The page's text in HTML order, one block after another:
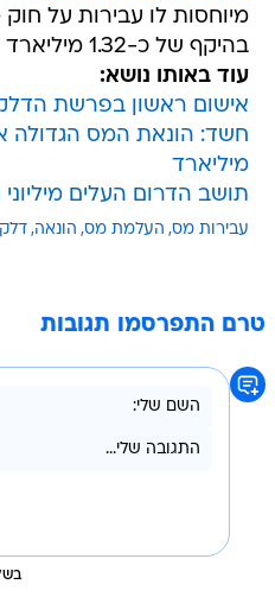
מיוחסות לו עבירות על
בהיקף של כ-1.32 מיליארד שקל.
עוד באותו נושא:
אישום ראשון בפרשת הדלק: הונו ב-
מיליארד
תושב הדרום העלים מיליוני
עבירות מס העלמת מס הונאה דלק
טרם התפרסמו תגובות